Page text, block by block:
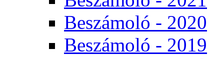
Beszámoló - 2020
Beszámoló - 2019